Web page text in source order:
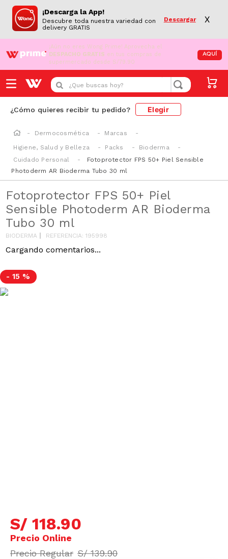
¡Descarga la App!
Descubre toda nuestra variedad con
delivery GRATIS
Descargar X
¡Aún no eres Wong Prime! Aprovecha el
DESPACHO GRATIS en tus compras de
supermercado desde S/79.90
AQUÍ
¿Que buscas hoy?
¿Cómo quieres recibir tu pedido? Elegir
Dermocosmética
Marcas
Higiene, Salud y Belleza
Packs
Bioderma
Cuidado Personal
Fotoprotector FPS 50+ Piel Sensible
Photoderm AR Bioderma Tubo 30 ml
Fotoprotector FPS 50+ Piel
Sensible Photoderm AR Bioderma
Tubo 30 ml
BIODERMA REFERENCIA:195998
Cargando comentarios...
- 15 %
S/ 118.90
S/ 139.90